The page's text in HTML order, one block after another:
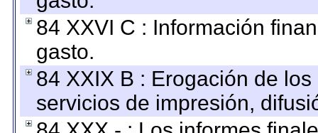
84 XXVI C : Información
gasto.
84 XXIX B : Erogación de
servicios de impresión,